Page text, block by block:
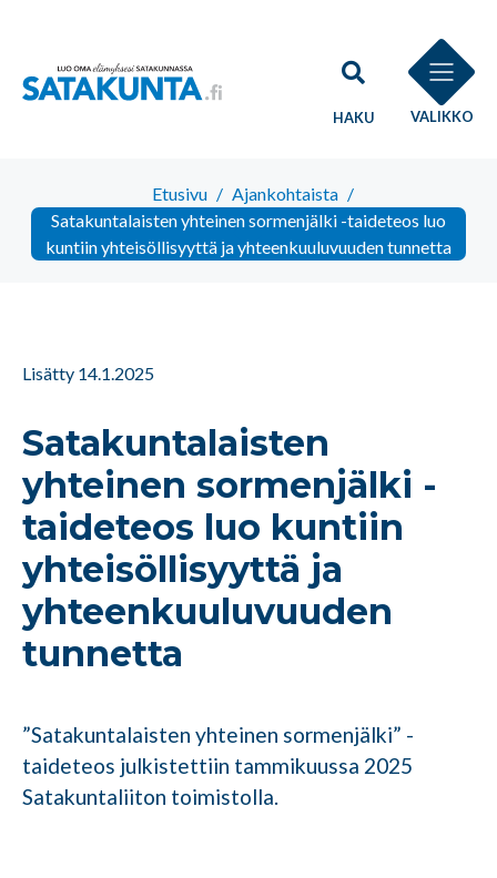
HAKU VALIKKO
Etusivu / Ajankohtaista /
Satakuntalaisten yhteinen sormenjälki -taideteos luo
kuntiin yhteisöllisyyttä ja yhteenkuuluvuuden tunnetta
Lisätty 14.1.2025
Satakuntalaisten
yhteinen sormenjälki -
taideteos luo kuntiin
yhteisöllisyyttä ja
yhteenkuuluvuuden
tunnetta
”Satakuntalaisten yhteinen sormenjälki” -
taideteos julkistettiin tammikuussa 2025
Satakuntaliiton toimistolla.